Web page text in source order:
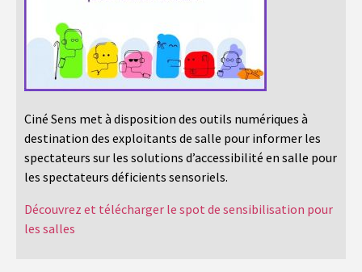
Ciné Sens met à disposition des outils numériques à
destination des exploitants de salle pour informer les
spectateurs sur les solutions d’accessibilité en salle pour
les spectateurs déficients sensoriels.
Découvrez et télécharger le spot de sensibilisation pour
les salles